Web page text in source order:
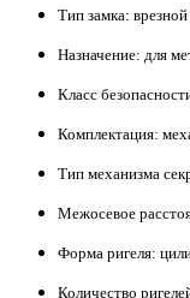
Тип замка: врезной
Назначение: для
Класс
Комплектация:
Тип механизма
Межосевое
Форма ригеля:
Количество